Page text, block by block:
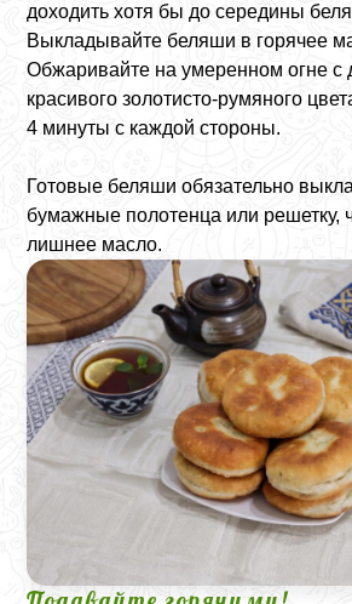
доходить хотя бы до середины
Выкладывайте беляши в горячее
Обжаривайте на умеренном огне с
красивого золотисто-румяного
4 минуты с каждой стороны.
Готовые беляши обязательно
бумажные полотенца или решетку,
лишнее масло.